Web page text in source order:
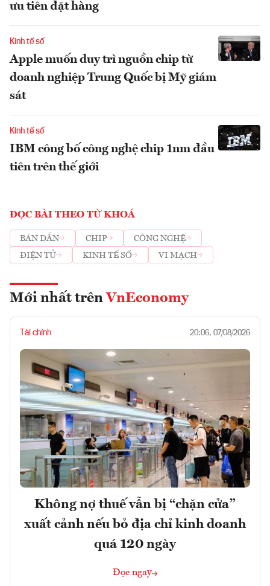
ưu tiên đặt hàng
Kinh tế số
Apple muốn duy trì nguồn chip từ
doanh nghiệp Trung Quốc bị Mỹ giám
sát
Kinh tế số
IBM công bố công nghệ chip 1nm đầu
tiên trên thế giới
ĐỌC BÀI THEO TỪ KHOÁ
BÁN DẪN CHIP
CÔNG NGHỆ
ĐIỆN TỬ
KINH TẾ SỐ VI MẠCH
Mới nhất trên VnEconomy
Tài chính 20:06, 07/08/2026
Không nợ thuế vẫn bị “chặn cửa”
xuất cảnh nếu bỏ địa chỉ kinh doanh
quá 120 ngày
Đọc ngay